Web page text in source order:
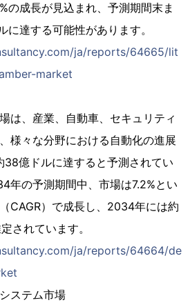
の成長が見込まれ、予測期間末ま
達する可能性があります。
ja/reports/64665/lit
market
は、産業、自動車、セキュリティ
様々な分野における自動化の進展
億ドルに達すると予測されてい
年の予測期間中、市場は7.2%とい
CAGR）で成長し、2034年には約
されています。
ja/reports/64664/de
ステム市場